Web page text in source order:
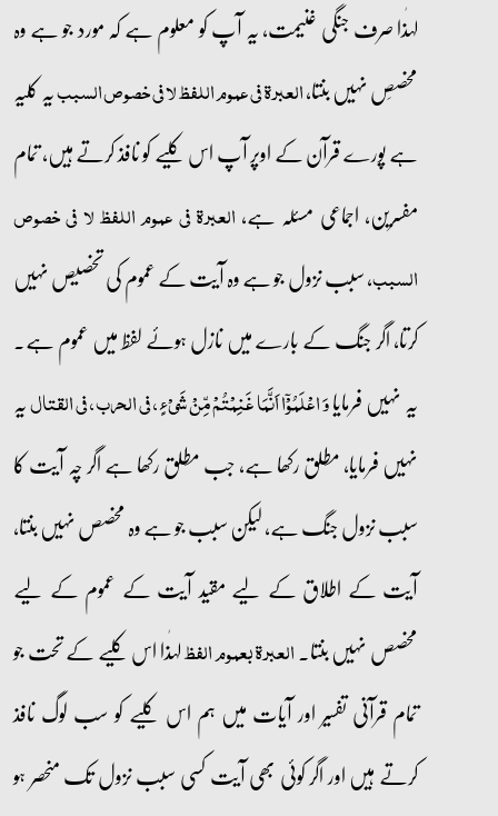
لہٰذا صرف جنگی غنیمت، یہ آپ کو معلوم ہے کہ مورد جو ہے وہ
مخصِص نہیں بنتا،العبرۃ فی عموم اللفظ لا فی خصوص السببیہ کلیہ
ہے پورے قرآن کے اوپر آپ اس کلیے کو نافذ کرتے ہیں، تمام
مفسرین، اجماعی مسئلہ ہے،العبرۃ فی عموم اللفظ لا فی خصوص
السبب، سبب نزول جو ہے وہ آیت کے عموم کی تخصیص نہیں
کرتا، اگر جنگ کے بارے میں نازل ہوئے لفظ میں عموم ہے۔
یہ نہیں فرمایاوَ اعۡلَمُوۡۤا اَنَّمَا غَنِمۡتُمۡ مِّنۡ شَیۡءٍ، فی الحرب، فی القتالیہ
نہیں فرمایا، مطلق رکھا ہے، جب مطلق رکھا ہے اگر چہ آیت کا
سبب نزول جنگ ہے، لیکن سبب جو ہے وہ مخصص نہیں بنتا،
آیت کے اطلاق کے لیے مقید آیت کے عموم کے لیے
مخصص نہیں بنتا۔العبرۃ بعموم الفظلہٰذا اس کلیے کے تحت جو
تمام قرآنی تفسیر اور آیات میں ہم اس کلیے کو سب لوگ نافذ
کرتے ہیں اور اگر کوئی بھی آیت کسی سبب نزول تک منحصر ہو